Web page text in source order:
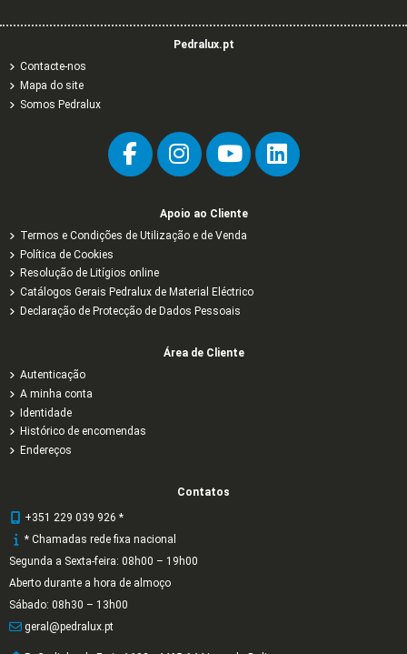
Pedralux.pt
Contacte-nos
Mapa do site
Somos Pedralux
Apoio ao Cliente
Termos e Condições de Utilização e de Venda
Política de Cookies
Resolução de Litígios online
Catálogos Gerais Pedralux de Material Eléctrico
Declaração de Protecção de Dados Pessoais
Área de Cliente
Autenticação
A minha conta
Identidade
Histórico de encomendas
Endereços
Contatos
+351 229 039 926 *
* Chamadas rede fixa nacional
Segunda a Sexta-feira: 08h00 – 19h00
Aberto durante a hora de almoço
Sábado: 08h30 – 13h00
geral@pedralux.pt